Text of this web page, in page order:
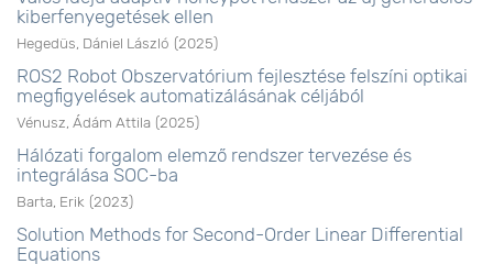
kiberfenyegetések ellen
Hegedüs, Dániel László (2025)
ROS2 Robot Obszervatórium fejlesztése felszíni optikai
megfigyelések automatizálásának céljából
Vénusz, Ádám Attila (2025)
Hálózati forgalom elemző rendszer tervezése és
integrálása SOC-ba
Barta, Erik (2023)
Solution Methods for Second-Order Linear Differential
Equations